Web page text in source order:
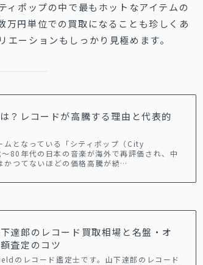
ィポップの中で最もホットなアイテムの
万円単位での買取になることも珍しくあ
ーションもしっかり見極めます。
？レコードが高騰する理由と代表的
ムとなっている「シティポップ（City
80年代の日本の音楽が海外で再評価され、中
かつてないほどの価格高騰が続…
下達郎のレコード買取相場と名盤・オ
査定のコツ
のレコード鑑定士です。山下達郎のレコード